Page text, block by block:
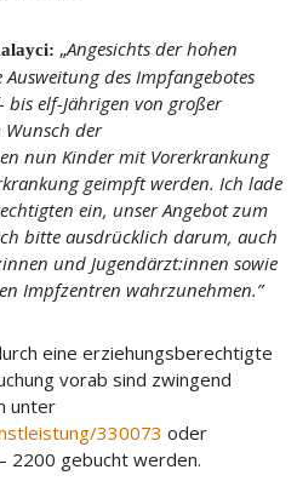
„Angesichts der hohen
des Impfangebotes
elf-Jährigen von großer
der
nun Kinder mit Vorerkrankung
geimpft werden. Ich lade
ein, unser Angebot zum
bitte ausdrücklich darum, auch
und Jugendärzt:innen sowie
Impfzentren wahrzunehmen.”
eine erziehungsberechtigte
vorab sind zwingend
unter
330073 oder
2200 gebucht werden.